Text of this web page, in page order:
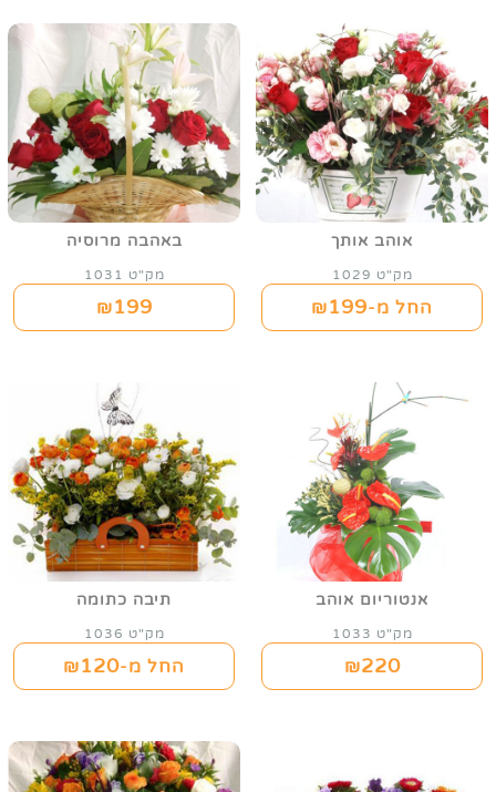
אוהב אותך
מק"ט 1029
החל מ-₪199
באהבה מרוסיה
מק"ט 1031
₪199
אנטוריום אוהב
מק"ט 1033
₪220
תיבה כתומה
מק"ט 1036
החל מ-₪120